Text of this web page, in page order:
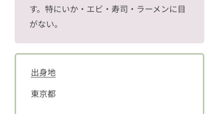
す。特にいか・エビ・寿司・ラーメンに目
がない。
出身地
東京都